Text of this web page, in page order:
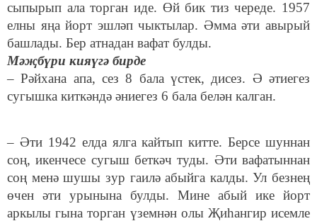
сыпырып ала торган иде. Өй бик тиз череде. 1957
елны яңа йорт эшләп чыктылар. Әмма әти авырый
башлады. Бер атнадан вафат булды.
Мәҗбүри кияүгә бирде
– Рәйхана апа, сез 8 бала үстек, дисез. Ә әтиегез
сугышка киткәндә әниегез 6 бала белән калган.
– Әти 1942 елда ялга кайтып китте. Берсе шуннан
соң, икенчесе сугыш беткәч туды. Әти вафатыннан
соң менә шушы зур гаилә абыйга калды. Ул безнең
өчен әти урынына булды. Мине абый ике йорт
аркылы гына торган үземнән олы Җиһангир исемле